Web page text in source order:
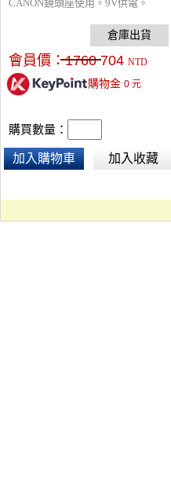
CANON鏡頭座使用。9V供電。
會員價：1760 704 NTD
購物金 0元
購買數量：
加入購物車 加入收藏